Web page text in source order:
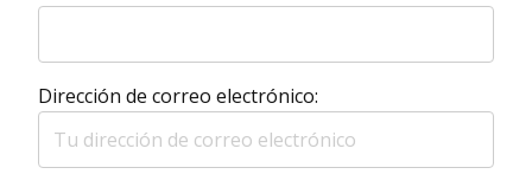
Dirección de correo electrónico: